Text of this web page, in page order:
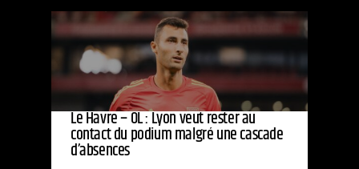
Le Havre – OL : Lyon veut rester au
contact du podium malgré une cascade
d’absences